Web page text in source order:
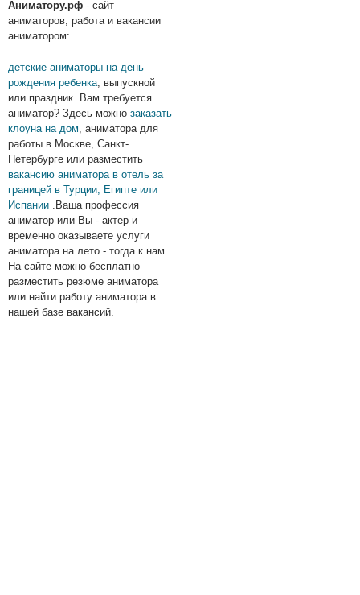
Аниматору.рф - сайт
аниматоров, работа и вакансии
аниматором:
детские аниматоры на день
рождения ребенка , выпускной
или праздник. Вам требуется
аниматор? Здесь можно заказать
клоуна на дом , аниматора для
работы в Москве, Санкт-
Петербурге или разместить
вакансию аниматора в отель за
границей в Турции, Египте или
Испании .Ваша профессия
аниматор или Вы - актер и
временно оказываете услуги
аниматора на лето - тогда к нам.
На сайте можно бесплатно
разместить резюме аниматора
или найти работу аниматора в
нашей базе вакансий.